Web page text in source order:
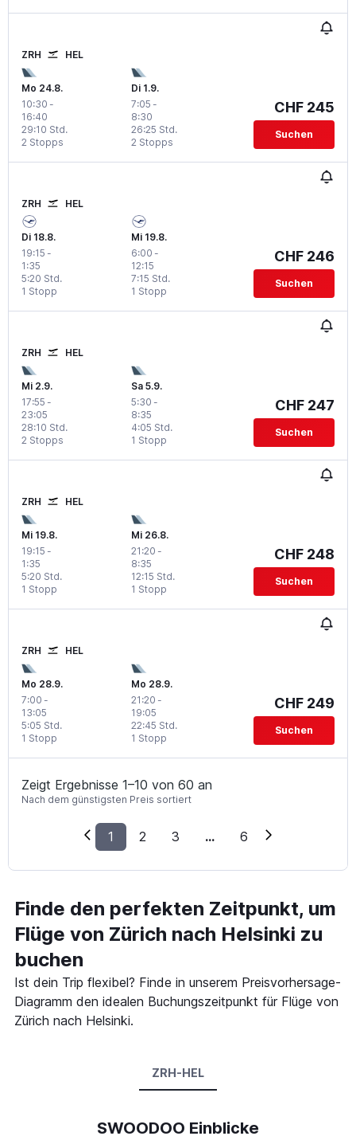
ZRH HEL
Mo 24.8.
10:30 -
16:40
2 Stopps
29:10 Std.
Di 1.9.
7:05 -
8:30
2 Stopps
26:25 Std.
CHF 245
Suchen
ZRH HEL
Di 18.8.
19:15 -
1:35
1 Stopp
5:20 Std.
Mi 19.8.
6:00 -
12:15
1 Stopp
7:15 Std.
CHF 246
Suchen
ZRH HEL
Mi 2.9.
17:55 -
23:05
2 Stopps
28:10 Std.
Sa 5.9.
5:30 -
8:35
1 Stopp
4:05 Std.
CHF 247
Suchen
ZRH HEL
Mi 19.8.
19:15 -
1:35
1 Stopp
5:20 Std.
Mi 26.8.
21:20 -
8:35
1 Stopp
12:15 Std.
CHF 248
Suchen
ZRH HEL
Mo 28.9.
7:00 -
13:05
1 Stopp
5:05 Std.
Mo 28.9.
21:20 -
19:05
1 Stopp
22:45 Std.
CHF 249
Suchen
Zeigt Ergebnisse 1–10 von 60 an
Nach dem günstigsten Preis sortiert
1 2 3 ... 6
Finde den perfekten Zeitpunkt, um
Flüge von Zürich nach Helsinki zu
buchen
Ist dein Trip flexibel? Finde in unserem Preisvorhersage-
Diagramm den idealen Buchungszeitpunkt für Flüge von
Zürich nach Helsinki.
ZRH-HEL
SWOODOO Einblicke